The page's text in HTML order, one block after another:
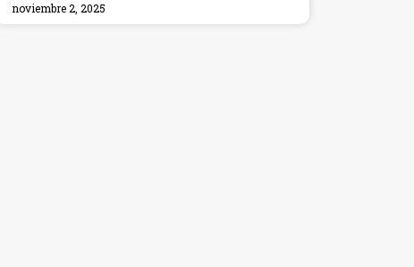
noviembre 2, 2025